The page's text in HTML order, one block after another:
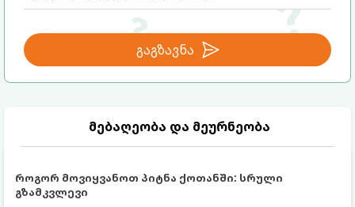
გაგზავნა
მებაღეობა და მეურნეობა
როგორ მოვიყვანოთ პიტნა ქოთანში: სრული
გზამკვლევი